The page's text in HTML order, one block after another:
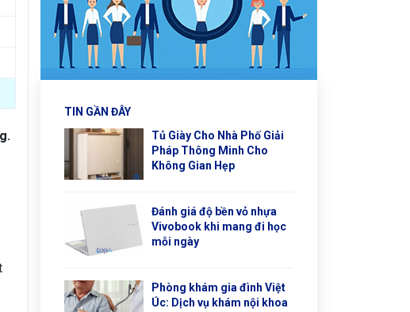
TIN GẦN ĐÂY
Tủ Giày Cho Nhà Phố Giải
Pháp Thông Minh Cho
Không Gian Hẹp
Đánh giá độ bền vỏ nhựa
Vivobook khi mang đi học
mỗi ngày
Phòng khám gia đình Việt
Úc: Dịch vụ khám nội khoa